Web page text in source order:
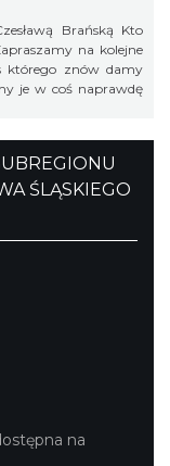
Brańską Kto
na kolejne
którego znów damy
je w coś naprawdę
ŚLĄSKIEGO
na